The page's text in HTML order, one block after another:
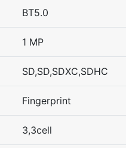
BT5.0
1 MP
SD,SD,SDXC,SDHC
Fingerprint
3,3cell